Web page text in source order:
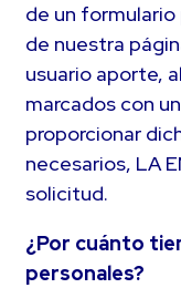
de un
de nuestra
usuario aporte,
marcados con
proporcionar
necesarios, LA
solicitud.
¿Por cuánto
personales?